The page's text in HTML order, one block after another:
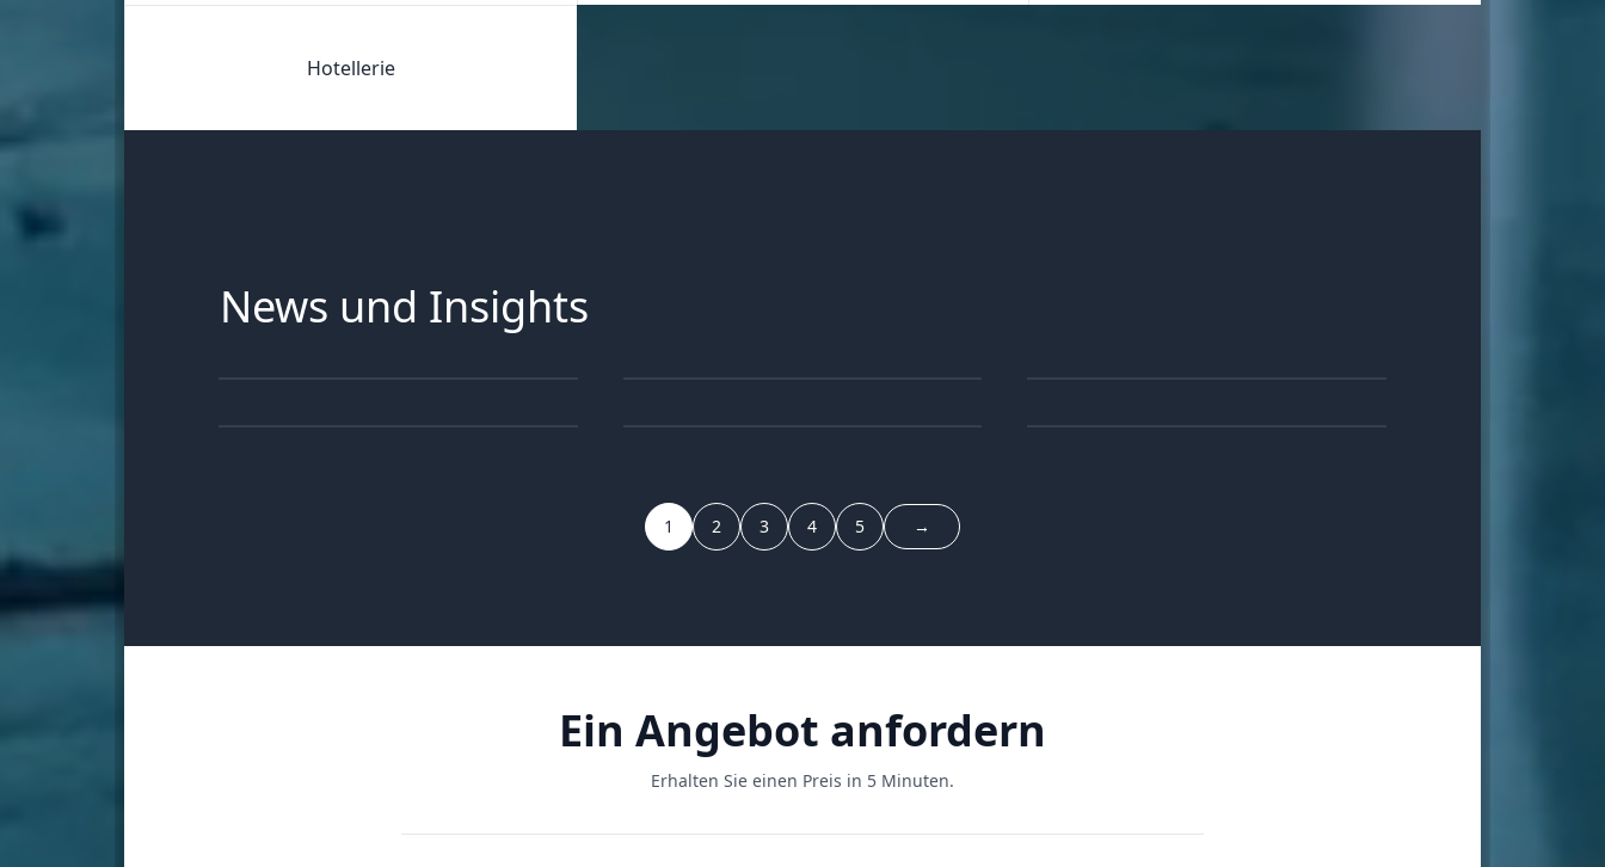
Hotellerie
News und Insights
1 2 3 4 5 →
Ein Angebot anfordern
Erhalten Sie einen Preis in 5 Minuten.